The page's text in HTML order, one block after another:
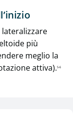
più
meglio la
attiva).5-6